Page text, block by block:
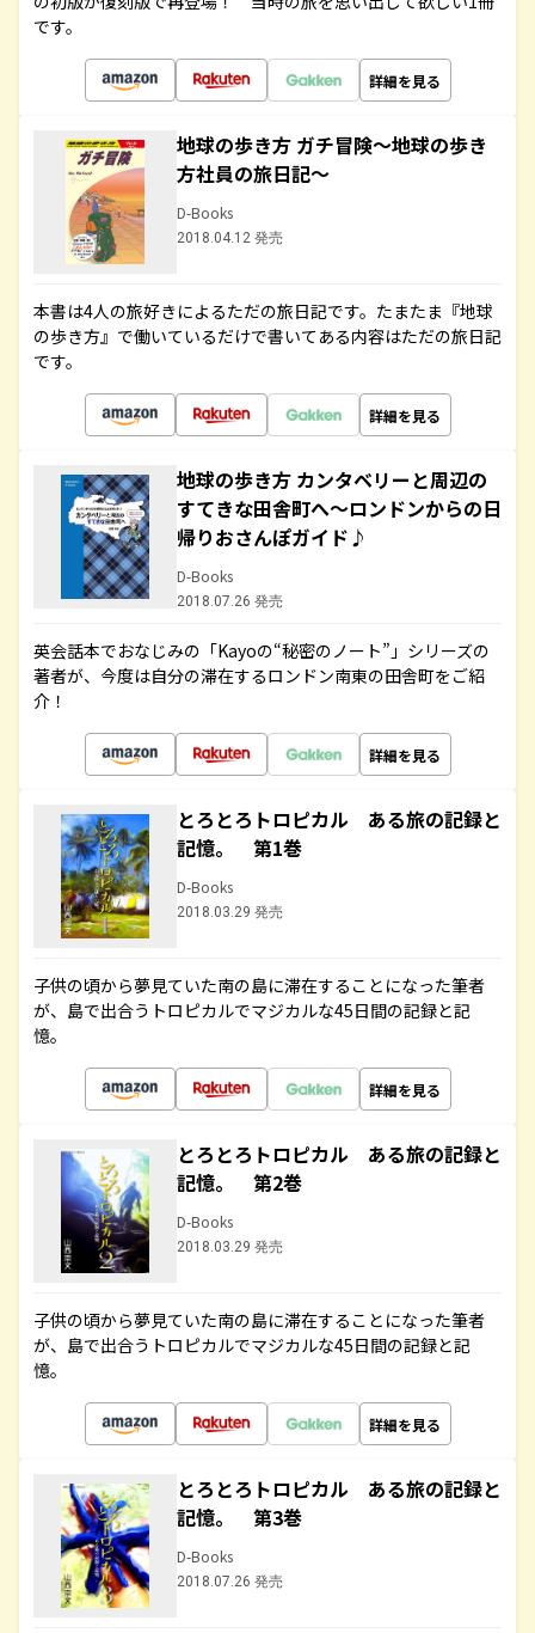
です。
詳細を見る
地球の歩き方 ガチ冒険～地球の歩き
方社員の旅日記～
D-Books
2018.04.12 発売
本書は4人の旅好きによるただの旅日記です。たまたま『地球
の歩き方』で働いているだけで書いてある内容はただの旅日記
です。
詳細を見る
地球の歩き方 カンタベリーと周辺の
すてきな田舎町へ～ロンドンからの日
帰りおさんぽガイド♪
D-Books
2018.07.26 発売
英会話本でおなじみの「Kayoの“秘密のノート”」シリーズの
著者が、今度は自分の滞在するロンドン南東の田舎町をご紹
介！
詳細を見る
とろとろトロピカル ある旅の記録と
記憶。 第1巻
D-Books
2018.03.29 発売
子供の頃から夢見ていた南の島に滞在することになった筆者
が、島で出合うトロピカルでマジカルな45日間の記録と記
憶。
詳細を見る
とろとろトロピカル ある旅の記録と
記憶。 第2巻
D-Books
2018.03.29 発売
子供の頃から夢見ていた南の島に滞在することになった筆者
が、島で出合うトロピカルでマジカルな45日間の記録と記
憶。
詳細を見る
とろとろトロピカル ある旅の記録と
記憶。 第3巻
D-Books
2018.07.26 発売